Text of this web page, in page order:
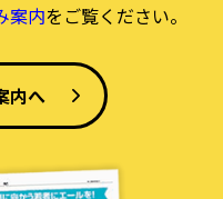
案内をご覧ください。
内へ